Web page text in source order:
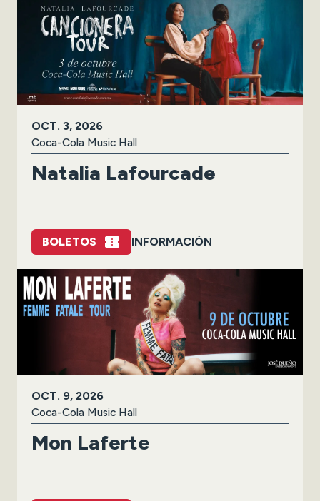
OCT. 3, 2026
Coca-Cola Music Hall
Natalia Lafourcade
BOLETOS INFORMACIÓN
OCT. 9, 2026
Coca-Cola Music Hall
Mon Laferte